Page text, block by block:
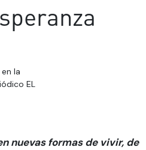
la
EL
nuevas formas de vivir, de